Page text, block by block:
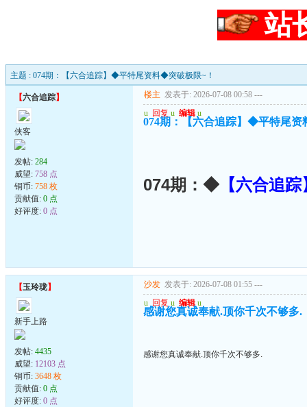
站
主题 : 074期：【六合追踪】◆平特尾资料◆突破极限~！
【六合追踪】
侠客
发帖: 284
威望: 758 点
铜币: 758 枚
贡献值: 0 点
好评度: 0 点
楼主 发表于: 2026-07-08 00:58 ---
u 回复 u 编辑 u
074期：【六合追踪】◆平特尾
074期：◆【六合追踪
【玉玲珑】
新手上路
发帖: 4435
威望: 12103 点
铜币: 3648 枚
贡献值: 0 点
好评度: 0 点
沙发 发表于: 2026-07-08 01:55 ---
u 回复 u 编辑 u
感谢您真诚奉献.顶你千次不够多.
感谢您真诚奉献.顶你千次不够多.